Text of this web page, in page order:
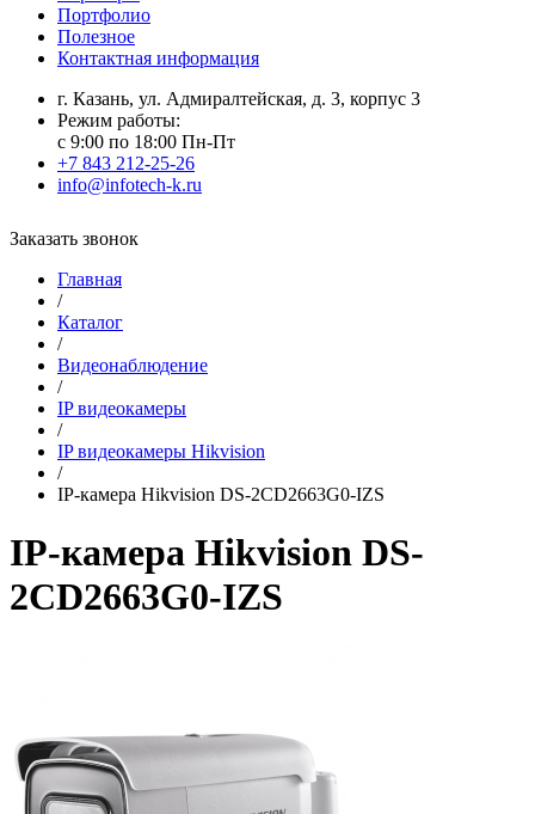
Портфолио
Полезное
Контактная информация
г. Казань, ул. Адмиралтейская, д. 3, корпус 3
Режим работы:
с 9:00 по 18:00 Пн-Пт
+7 843 212-25-26
info@infotech-k.ru
Заказать звонок
Главная
/
Каталог
/
Видеонаблюдение
/
IP видеокамеры
/
IP видеокамеры Hikvision
/
IP-камера Hikvision DS-2CD2663G0-IZS
IP-камера Hikvision DS-
2CD2663G0-IZS